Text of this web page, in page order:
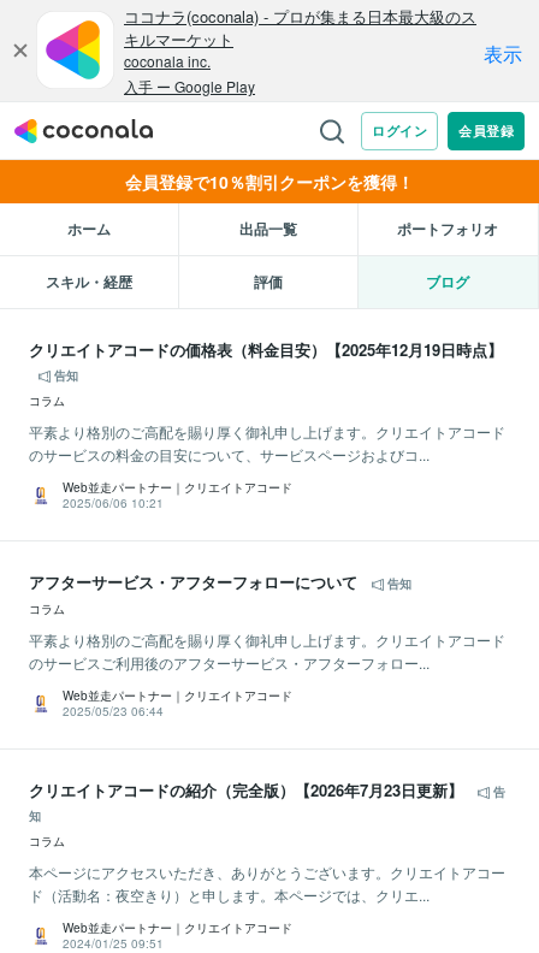
会員登録で10％割引クーポンを獲得！
ホーム 出品一覧 ポートフォリオ
スキル・経歴 評価 ブログ
クリエイトアコードの価格表（料金目安）【2025年12月19日時点】
告知
コラム
平素より格別のご高配を賜り厚く御礼申し上げます。クリエイトアコード
のサービスの料金の目安について、サービスページおよびコ...
Web並走パートナー｜クリエイトアコード
2025/06/06 10:21
アフターサービス・アフターフォローについて
告知
コラム
平素より格別のご高配を賜り厚く御礼申し上げます。クリエイトアコード
のサービスご利用後のアフターサービス・アフターフォロー...
Web並走パートナー｜クリエイトアコード
2025/05/23 06:44
クリエイトアコードの紹介（完全版）【2026年7月23日更新】
告
知
コラム
本ページにアクセスいただき、ありがとうございます。クリエイトアコー
ド（活動名：夜空きり）と申します。本ページでは、クリエ...
Web並走パートナー｜クリエイトアコード
2024/01/25 09:51